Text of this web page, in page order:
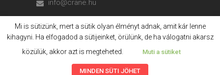
info@crane.hu
© 2006. - 2023. Crane International
Mi is sütizünk, mert a sütik olyan élményt adnak, amit kár lenne
kihagyni. Ha elfogadod a sütijeinket, örülünk, de ha válogatni akarsz
közülük, akkor azt is megteheted.
Muti a sütiket
MINDEN SÜTI JÖHET